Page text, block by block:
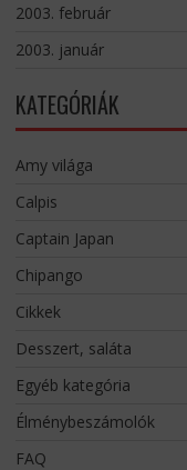
2003. február
2003. január
KATEGÓRIÁK
Amy világa
Calpis
Captain Japan
Chipango
Cikkek
Desszert, saláta
Egyéb kategória
Élménybeszámolók
FAQ